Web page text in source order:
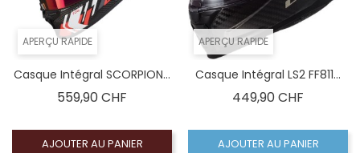
APERÇU RAPIDE
Casque Intégral SCORPION...
559,90 CHF
AJOUTER AU PANIER
APERÇU RAPIDE
Casque Intégral LS2 FF811...
449,90 CHF
AJOUTER AU PANIER